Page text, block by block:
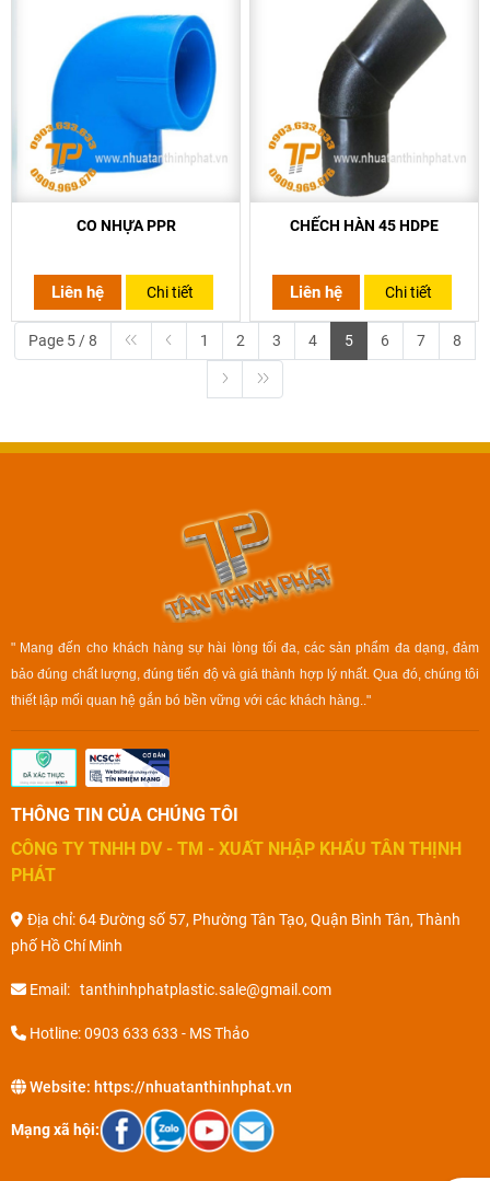
CO NHỰA PPR
Liên hệ Chi tiết
CHẾCH HÀN 45 HDPE
Liên hệ Chi tiết
Page 5 / 8 1 2 3 4 5 6 7 8
" Mang đến cho khách hàng sự hài lòng tối đa, các sản phẩm đa dạng, đảm
bảo đúng chất lượng, đúng tiến độ và giá thành hợp lý nhất. Qua đó, chúng tôi
thiết lập mối quan hệ gắn bó bền vững với các khách hàng.."
THÔNG TIN CỦA CHÚNG TÔI
CÔNG TY TNHH DV - TM - XUẤT NHẬP KHẨU TÂN THỊNH
PHÁT
Địa chỉ: 64 Đường số 57, Phường Tân Tạo, Quận Bình Tân, Thành
phố Hồ Chí Minh
Email: tanthinhphatplastic.sale@gmail.com
Hotline: 0903 633 633 - MS Thảo
Website: https://nhuatanthinhphat.vn
Mạng xã hội: